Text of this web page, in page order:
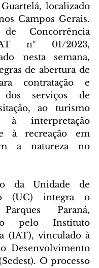
localizado
Campos Gerais.
Concorrência
nº 01/2023,
nesta semana,
de abertura de
contratação e
dos serviços de
ao turismo
à interpretação
à recreação em
a natureza no
da Unidade de
(UC) integra o
Paraná,
pelo Instituto
(IAT), vinculado à
Desenvolvimento
O processo